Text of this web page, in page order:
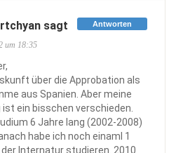
Antworten
sagt
um 18:35
über die Approbation als
aus Spanien. Aber meine
ein bisschen verschieden.
6 Jahre lang (2002-2008)
habe ich noch einaml 1
Internatur studieren. 2010